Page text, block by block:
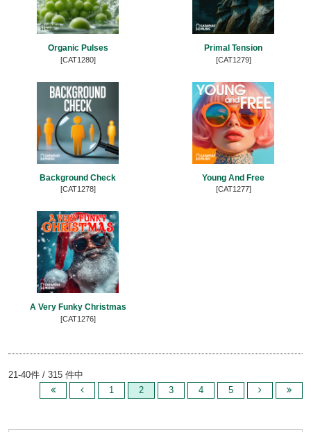
Organic Pulses
[CAT1280]
Primal Tension
[CAT1279]
Background Check
[CAT1278]
Young And Free
[CAT1277]
A Very Funky Christmas
[CAT1276]
21-40件 / 315 件中
1
2 3 4 5